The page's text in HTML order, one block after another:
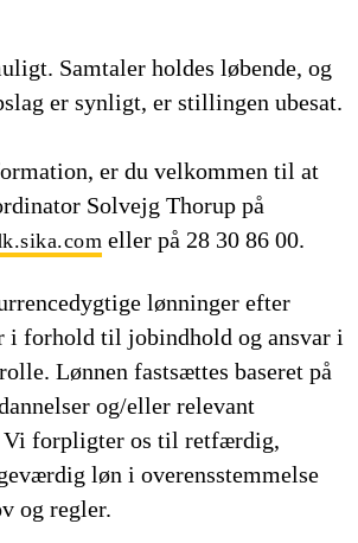
Samtaler holdes løbende, og
er synligt, er stillingen ubesat.
er du velkommen til at
Solvejg Thorup på
eller på 28 30 86 00.
lønninger efter
i forhold til jobindhold og ansvar i
Lønnen fastsættes baseret på
og/eller relevant
Vi forpligter os til retfærdig,
løn i overensstemmelse
og regler.